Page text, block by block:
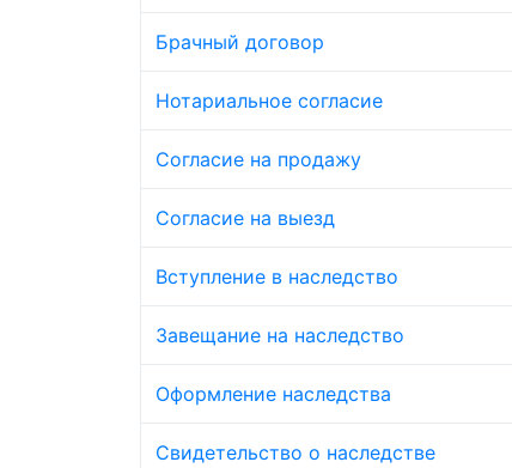
Брачный договор
Нотариальное согласие
Согласие на продажу
Согласие на выезд
Вступление в наследство
Завещание на наследство
Оформление наследства
Свидетельство о наследстве